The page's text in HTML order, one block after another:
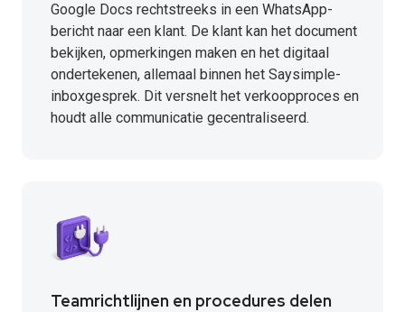
Google Docs rechtstreeks in een WhatsApp-
bericht naar een klant. De klant kan het document
bekijken, opmerkingen maken en het digitaal
ondertekenen, allemaal binnen het Saysimple-
inboxgesprek. Dit versnelt het verkoopproces en
houdt alle communicatie gecentraliseerd.
Teamrichtlijnen en procedures delen